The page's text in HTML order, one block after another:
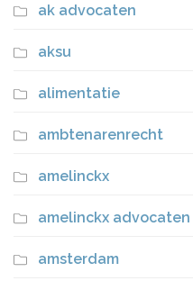
ak advocaten
aksu
alimentatie
ambtenarenrecht
amelinckx
amelinckx advocaten
amsterdam